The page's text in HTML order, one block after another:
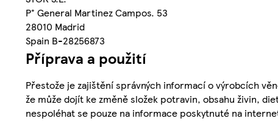
P° General Martinez Campos. 53
28010 Madrid
Spain B-28256873
Příprava a použití
Přestože je zajištění správných informací o výrobcích
že může dojít ke změně složek potravin, obsahu živin,
nespoléhat se pouze na informace poskytnuté na